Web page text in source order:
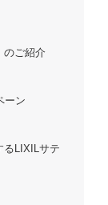
のご紹介
ーン
るLIXILサテ